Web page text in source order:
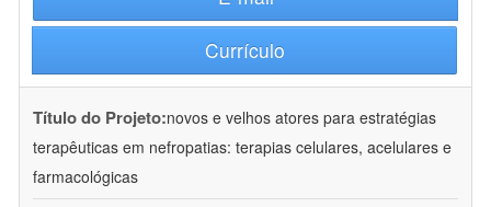
Currículo
Título do Projeto:novos e velhos atores para estratégias
terapêuticas em nefropatias: terapias celulares, acelulares e
farmacológicas